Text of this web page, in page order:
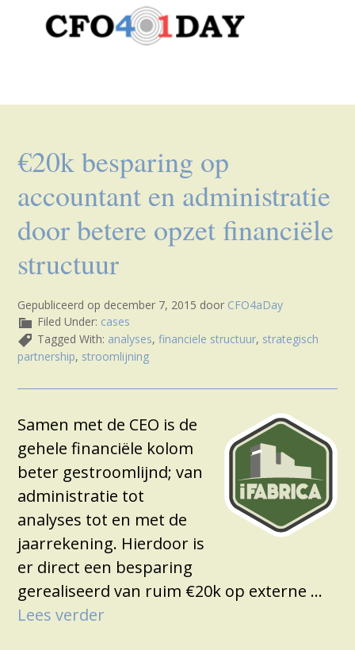
€20k besparing op
accountant en administratie
door betere opzet financiële
structuur
Gepubliceerd op december 7, 2015 door CFO4aDay
Filed Under: cases
Tagged With: analyses,financiele structuur, strategisch
partnership, stroomlijning
Samen met de CEO is de
gehele financiële kolom
beter gestroomlijnd; van
administratie tot
analyses tot en met de
jaarrekening. Hierdoor is
er direct een besparing
gerealiseerd van ruim €20k op externe …
Lees verder